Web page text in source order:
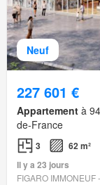
Neuf
227 601 €
Appartement à
de-France
3
62 m²
Il y a 23 jours
FIGARO IMMONEUF